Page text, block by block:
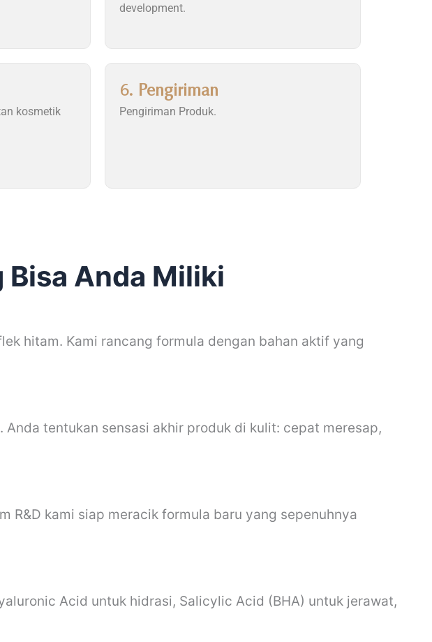
development.
kosmetik
6. Pengiriman
Pengiriman Produk.
Bisa Anda Miliki
hitam. Kami rancang formula dengan bahan aktif yang
Anda tentukan sensasi akhir produk di kulit: cepat meresap,
R&D kami siap meracik formula baru yang sepenuhnya
Acid untuk hidrasi, Salicylic Acid (BHA) untuk jerawat,